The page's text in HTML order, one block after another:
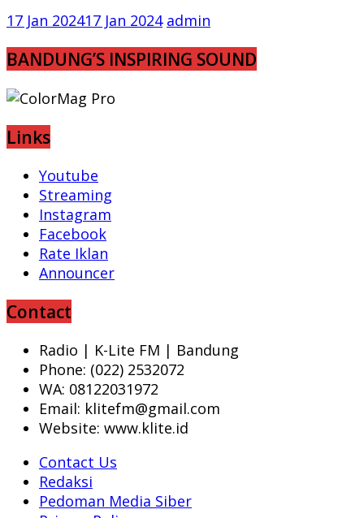
17 Jan 202417 Jan 2024 admin
BANDUNG’S INSPIRING SOUND
Links
Youtube
Streaming
Instagram
Facebook
Rate Iklan
Announcer
Contact
Radio | K-Lite FM | Bandung
Phone: (022) 2532072
WA: 08122031972
Email: klitefm@gmail.com
Website: www.klite.id
Contact Us
Redaksi
Pedoman Media Siber